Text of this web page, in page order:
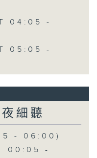
04:05 -
05:05 -
細聽
- 06:00)
00:05 -